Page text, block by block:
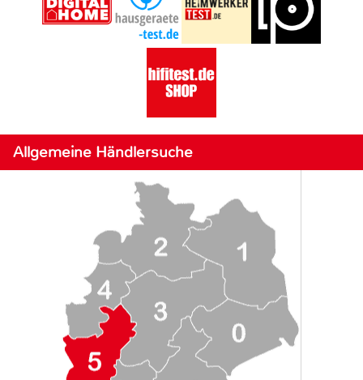
Allgemeine Händlersuche